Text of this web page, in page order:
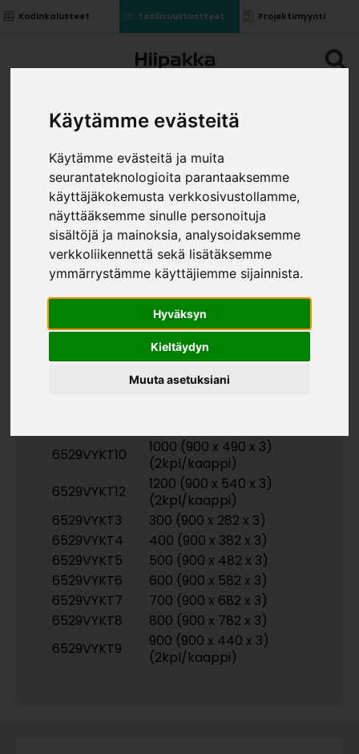
Käytämme evästeitä
Käytämme evästeitä ja muita
seurantateknologioita parantaaksemme
käyttäjäkokemusta verkkosivustollamme,
näyttääksemme sinulle personoituja
sisältöjä ja mainoksia, analysoidaksemme
verkkoliikennettä sekä lisätäksemme
ymmärrystämme käyttäjiemme sijainnista.
Hyväksyn
Kieltäydyn
Muuta asetuksiani
Kodinkalusteet Teollisuustuotteet Projektimyynti
YLÄ-/KUIVAUSKAAPIN
TAUSTA 918
Teollisuustuotteet » Kalusterungot ja ovet »
Komponentit uralla»Ylä-/kuivauskaapin tausta
918
KOKO
6529VYKT10
1000 (900 x 490 x 3)
(2kpl/kaappi)
6529VYKT12
1200 (900 x 540 x 3)
(2kpl/kaappi)
6529VYKT3
300 (900 x 282 x 3)
6529VYKT4
400 (900 x 382 x 3)
6529VYKT5
500 (900 x 482 x 3)
6529VYKT6
600 (900 x 582 x 3)
6529VYKT7
700 (900 x 682 x 3)
6529VYKT8
800 (900 x 782 x 3)
6529VYKT9
900 (900 x 440 x 3)
(2kpl/kaappi)